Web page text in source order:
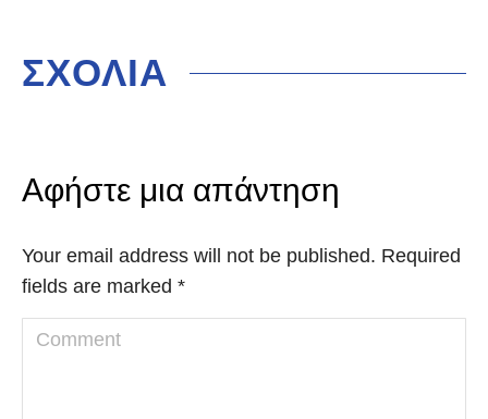
ΣΧΟΛΙΑ
Αφήστε μια απάντηση
Your email address will not be published. Required
fields are marked *
Comment